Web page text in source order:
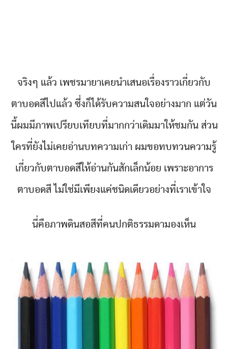
จริงๆ แล้ว เพชรมายาเคยนำเสนอเรื่องราวเกี่ยวกับ
ตาบอดสีไปแล้ว ซึ่งก็ได้รับความสนใจอย่างมาก แต่วัน
นี้ผมมีภาพเปรียบเทียบที่มากกว่าเดิมมาให้ชมกัน ส่วน
ใครที่ยังไม่เคยอ่านบทความเก่า ผมขอทบทวนความรู้
เกี่ยวกับตาบอดสีให้อ่านกันสักเล็กน้อย เพราะอาการ
ตาบอดสี ไม่ใช่มีเพียงแค่ชนิดเดียวอย่างที่เราเข้าใจ
นี่คือภาพดินสอสีที่คนปกติธรรมดามองเห็น